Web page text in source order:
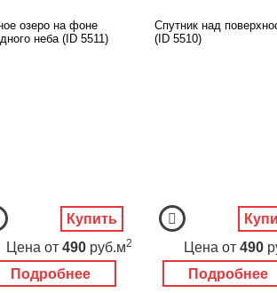
озеро на фоне
неба (ID 5511)
Подробнее
Цена от 490 руб.м2
Купить
Спутник над
(ID 5510)
Подробнее
Цена от 490